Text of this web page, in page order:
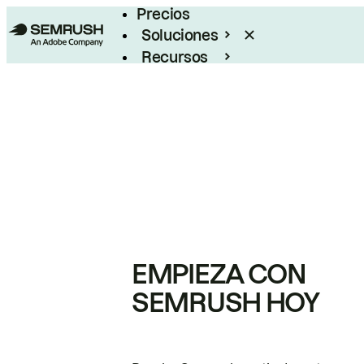
Precios
Soluciones
Recursos
EMPIEZA CON
SEMRUSH HOY